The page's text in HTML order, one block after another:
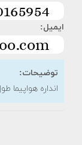
ایمیل:
توضیحات:
انداره هواپیما طول ۶.۵ عرض ۹ متر